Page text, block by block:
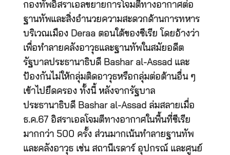
กองทัพอิสราเอลขยายการโจมตีทางอากาศต่อ
ฐานทัพและสิ่งอำนวยความสะดวกด้านการทหาร
บริเวณเมือง Deraa ตอนใต้ของซีเรีย โดยอ้างว่า
เพื่อทำลายคลังอาวุธและฐานทัพในสมัยอดีต
รัฐบาลประธานาธิบดี Bashar al-Assad และ
ป้องกันไม่ให้กลุ่มติดอาวุธหรือกลุ่มต่อต้านอื่น ๆ
เข้าไปยึดครอง ทั้งนี้ หลังจากรัฐบาล
ประธานาธิบดี Bashar al-Assad ล่มสลายเมื่อ
ธ.ค.67 อิสราเอลโจมตีทางอากาศในพื้นที่ซีเรีย
มากกว่า 500 ครั้ง ส่วนมากเน้นทำลายฐานทัพ
และคลังอาวุธ เช่น สถานีเรดาร์ อุปกรณ์ และศูนย์